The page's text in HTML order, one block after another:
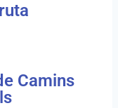
Camins